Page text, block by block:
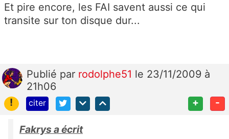
Et pire encore, les FAI savent aussi ce qui
transite sur ton disque dur...
Publié par rodolphe51 le 23/11/2009 à
21h06
!
citer + -
Fakrys a écrit